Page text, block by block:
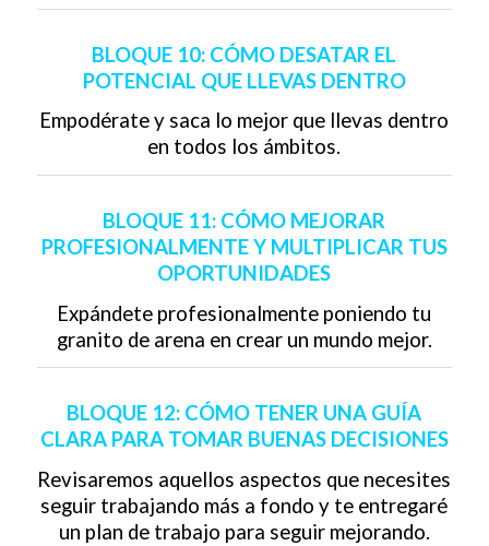
BLOQUE 10: CÓMO DESATAR EL
POTENCIAL QUE LLEVAS DENTRO
Empodérate y saca lo mejor que llevas dentro
en todos los ámbitos.
BLOQUE 11: CÓMO MEJORAR
PROFESIONALMENTE Y MULTIPLICAR TUS
OPORTUNIDADES
Expándete profesionalmente poniendo tu
granito de arena en crear un mundo mejor.
BLOQUE 12: CÓMO TENER UNA GUÍA
CLARA PARA TOMAR BUENAS DECISIONES
Revisaremos aquellos aspectos que necesites
seguir trabajando más a fondo y te entregaré
un plan de trabajo para seguir mejorando.